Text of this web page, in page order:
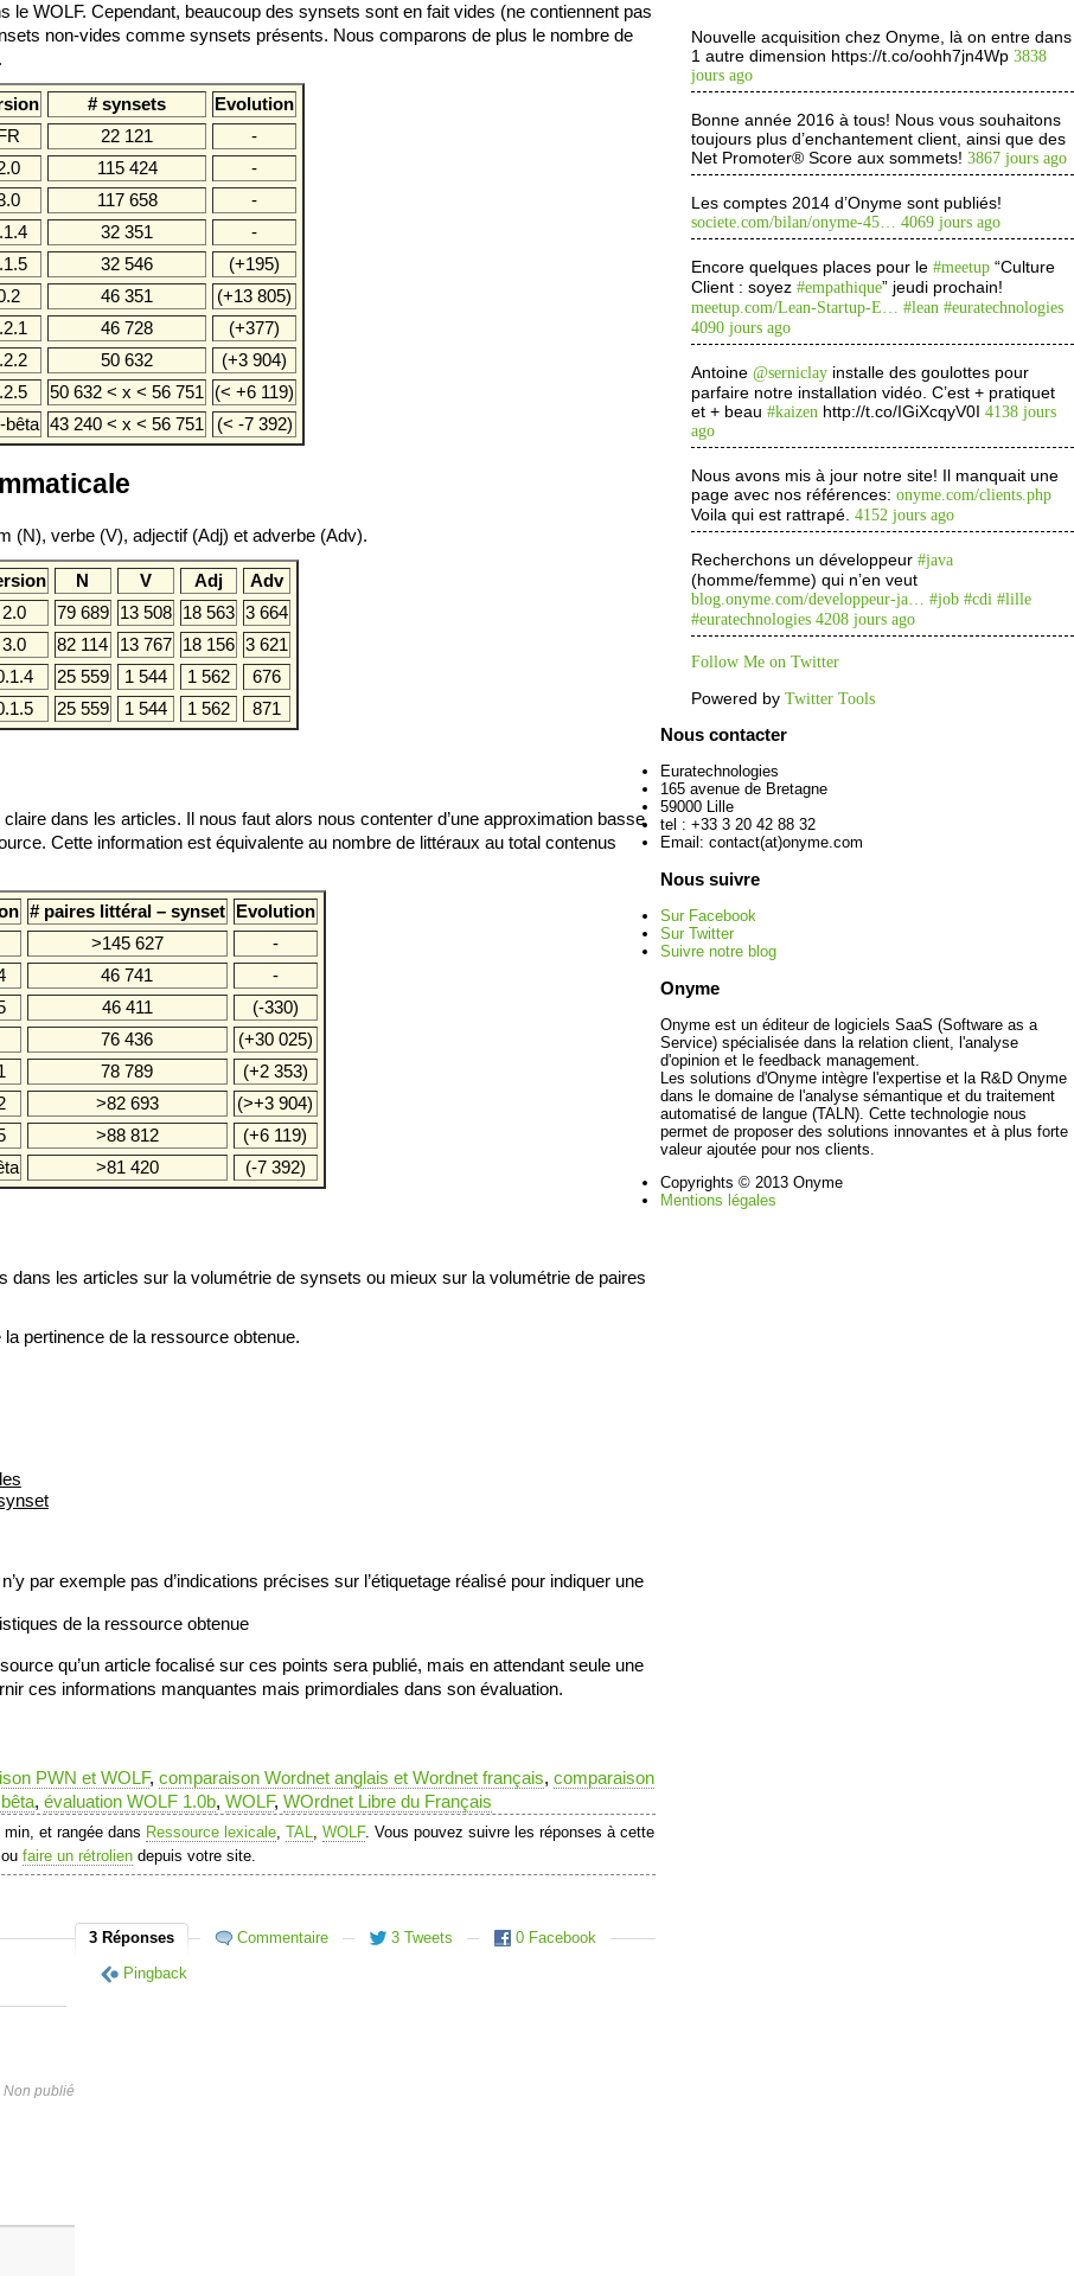
WOLF. Cependant, beaucoup des synsets sont en fait vides (ne contiennent pas
non-vides comme synsets présents. Nous comparons de plus le nombre de
# synsets
Evolution
22 121 -
115 424
-
117 658 -
32 351
-
32 546
(+195)
46 351
(+13 805)
46 728
(+377)
50 632
(+3 904)
50 632 < x < 56 751
(< +6 119)
bêta 43 240 < x < 56 751 (< -7 392)
(N), verbe (V), adjectif (Adj) et adverbe (Adv).
N V Adj Adv
2.0 79 689 13 508 18 563 3 664
3.0
82 114 13 767 18 156 3 621
25 559 1 544 1 562
676
25 559 1 544 1 562 871
dans les articles. Il nous faut alors nous contenter d’une approximation basse
Cette information est équivalente au nombre de littéraux au total contenus
# paires littéral – synset Evolution
>145 627 -
46 741
-
46 411
(-330)
76 436
(+30 025)
78 789
(+2 353)
>82 693
(>+3 904)
>88 812
(+6 119)
>81 420 (-7 392)
dans les articles sur la volumétrie de synsets ou mieux sur la volumétrie de paires
pertinence de la ressource obtenue.
par exemple pas d’indications précises sur l’étiquetage réalisé pour indiquer une
de la ressource obtenue
qu’un article focalisé sur ces points sera publié, mais en attendant seule une
ces informations manquantes mais primordiales dans son évaluation.
PWN et WOLF, comparaison Wordnet anglais et Wordnet français, comparaison
, évaluation WOLF 1.0b, WOLF, WOrdnet Libre du Français
et rangée dans Ressource lexicale ,TAL ,WOLF. Vous pouvez suivre les réponses à cette
, oufaire un rétrolien depuis votre site.
Non publié
3 Réponses Commentaire 3 Tweets
0 Facebook
Pingback
Nouvelle acquisition chez Onyme, là on entre dans
1 autre dimension https://t.co/oohh7jn4Wp3838
jours ago
Bonne année 2016 à tous! Nous vous souhaitons
toujours plus d’enchantement client, ainsi que des
Net Promoter® Score aux sommets!3867 jours ago
Les comptes 2014 d’Onyme sont publiés!
societe.com/bilan/onyme-45… 4069 jours ago
Encore quelques places pour le#meetup “Culture
Client : soyez#empathique” jeudi prochain!
meetup.com/Lean-Startup-E… #lean #euratechnologies
4090 jours ago
Antoine@serniclay installe des goulottes pour
parfaire notre installation vidéo. C’est + pratiquet
et + beau#kaizen http://t.co/IGiXcqyV0I4138 jours
ago
Nous avons mis à jour notre site! Il manquait une
page avec nos références:onyme.com/clients.php
Voila qui est rattrapé.4152 jours ago
Recherchons un développeur#java
(homme/femme) qui n’en veut
blog.onyme.com/developpeur-ja… #job #cdi #lille
#euratechnologies 4208 jours ago
Follow Me on Twitter
Powered byTwitter Tools
Nous contacter
Euratechnologies
165 avenue de Bretagne
59000 Lille
tel : +33 3 20 42 88 32
Email: contact(at)onyme.com
Nous suivre
Sur Facebook
Sur Twitter
Suivre notre blog
Onyme
Onyme est un éditeur de logiciels SaaS (Software as a
Service) spécialisée dans la relation client, l'analyse
d'opinion et le feedback management.
Les solutions d'Onyme intègre l'expertise et la R&D Onyme
dans le domaine de l'analyse sémantique et du traitement
automatisé de langue (TALN). Cette technologie nous
permet de proposer des solutions innovantes et à plus forte
valeur ajoutée pour nos clients.
Copyrights © 2013 Onyme
Mentions légales